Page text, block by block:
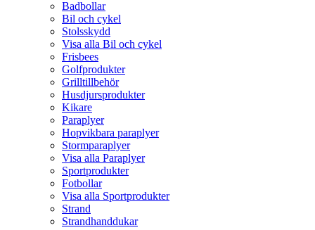
Badbollar
Bil och cykel
Stolsskydd
Visa alla Bil och cykel
Frisbees
Golfprodukter
Grilltillbehör
Husdjursprodukter
Kikare
Paraplyer
Hopvikbara paraplyer
Stormparaplyer
Visa alla Paraplyer
Sportprodukter
Fotbollar
Visa alla Sportprodukter
Strand
Strandhanddukar